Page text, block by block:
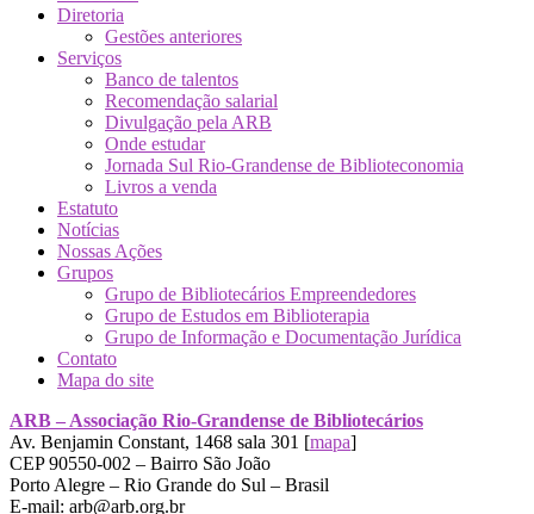
Diretoria
Gestões anteriores
Serviços
Banco de talentos
Recomendação salarial
Divulgação pela ARB
Onde estudar
Jornada Sul Rio-Grandense de Biblioteconomia
Livros a venda
Estatuto
Notícias
Nossas Ações
Grupos
Grupo de Bibliotecários Empreendedores
Grupo de Estudos em Biblioterapia
Grupo de Informação e Documentação Jurídica
Contato
Mapa do site
ARB – Associação Rio-Grandense de Bibliotecários
Av. Benjamin Constant, 1468 sala 301 [mapa]
CEP 90550-002 – Bairro São João
Porto Alegre – Rio Grande do Sul – Brasil
E-mail: arb@arb.org.br